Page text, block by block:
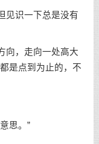
见识一下总是没有
向，走向一处高大
是点到为止的，不
思。”